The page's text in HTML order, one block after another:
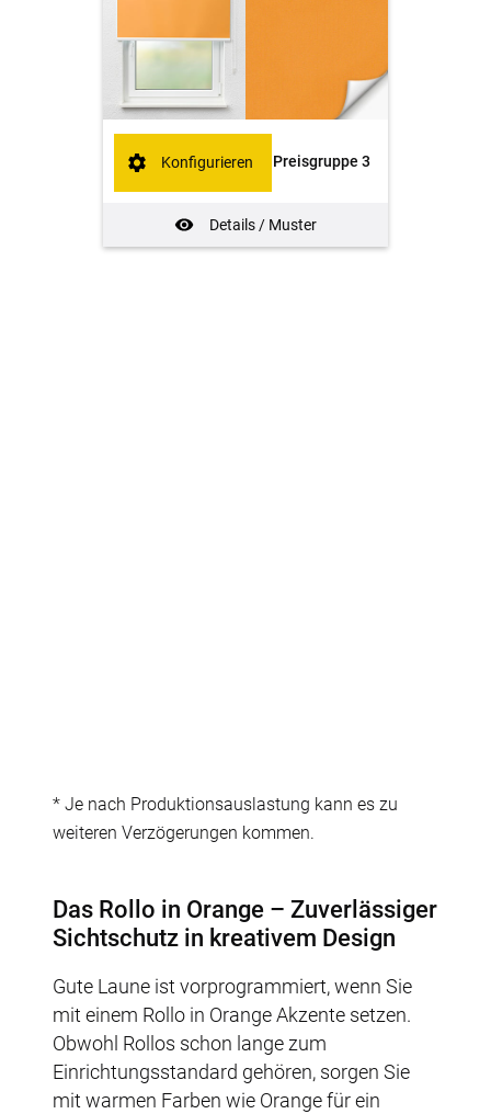
Preisgruppe 3
Details / Muster
Konfigurieren
* Je nach Produktionsauslastung kann es zu
weiteren Verzögerungen kommen.
Das Rollo in Orange – Zuverlässiger
Sichtschutz in kreativem Design
Gute Laune ist vorprogrammiert, wenn Sie
mit einem Rollo in Orange Akzente setzen.
Obwohl Rollos schon lange zum
Einrichtungsstandard gehören, sorgen Sie
mit warmen Farben wie Orange für ein